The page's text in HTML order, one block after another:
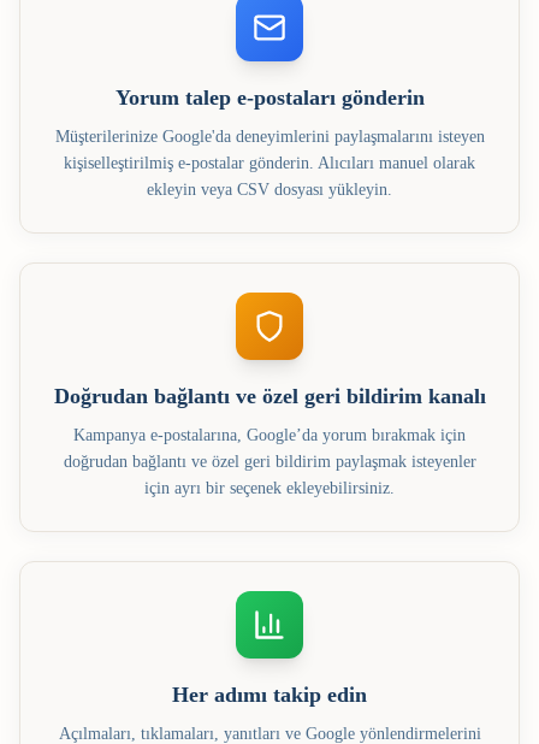
Yorum talep e-postaları gönderin
Müşterilerinize Google'da deneyimlerini paylaşmalarını isteyen
kişiselleştirilmiş e-postalar gönderin. Alıcıları manuel olarak
ekleyin veya CSV dosyası yükleyin.
Doğrudan bağlantı ve özel geri bildirim kanalı
Kampanya e-postalarına, Google’da yorum bırakmak için
doğrudan bağlantı ve özel geri bildirim paylaşmak isteyenler
için ayrı bir seçenek ekleyebilirsiniz.
Her adımı takip edin
Açılmaları, tıklamaları, yanıtları ve Google yönlendirmelerini